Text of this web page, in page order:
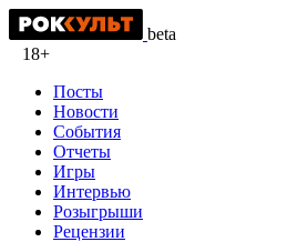
beta
18+
Посты
Новости
События
Отчеты
Игры
Интервью
Розыгрыши
Рецензии